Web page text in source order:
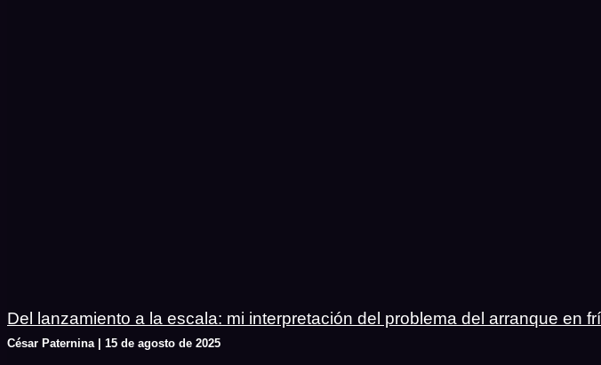
Del lanzamiento a la escala: mi interpretación del problema del arranque en
César Paternina 15 de agosto de 2025